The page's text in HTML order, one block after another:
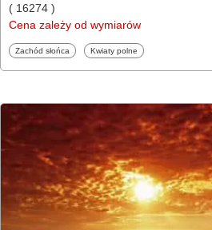
( 16274 )
Cena zależy od wymiarów
Fototapety
Zachód słońca Fototapety
Kwiaty polne